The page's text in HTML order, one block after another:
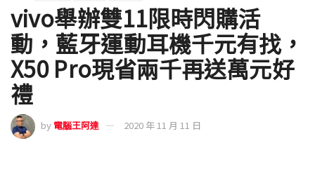
vivo舉辦雙11限時閃購活
動，藍牙運動耳機千元有找，
X50 Pro現省兩千再送萬元好
禮
by 電腦王阿達 2020 年 11 月 11 日